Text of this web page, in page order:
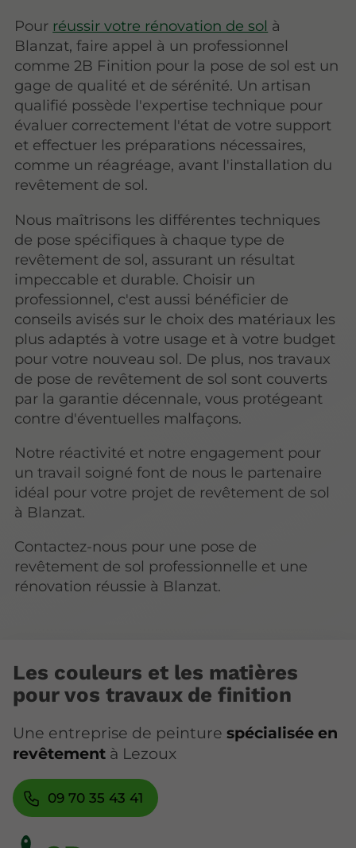
Pour réussir votre rénovation de sol à
Blanzat, faire appel à un professionnel
comme 2B Finition pour la pose de sol est un
gage de qualité et de sérénité. Un artisan
qualifié possède l'expertise technique pour
évaluer correctement l'état de votre support
et effectuer les préparations nécessaires,
comme un réagréage, avant l'installation du
revêtement de sol.
Nous maîtrisons les différentes techniques
de pose spécifiques à chaque type de
revêtement de sol, assurant un résultat
impeccable et durable. Choisir un
professionnel, c'est aussi bénéficier de
conseils avisés sur le choix des matériaux les
plus adaptés à votre usage et à votre budget
pour votre nouveau sol. De plus, nos travaux
de pose de revêtement de sol sont couverts
par la garantie décennale, vous protégeant
contre d'éventuelles malfaçons.
Notre réactivité et notre engagement pour
un travail soigné font de nous le partenaire
idéal pour votre projet de revêtement de sol
à Blanzat.
Contactez-nous pour une pose de
revêtement de sol professionnelle et une
rénovation réussie à Blanzat.
Les couleurs et les matières
pour vos travaux de finition
Une entreprise de peinture spécialisée en
revêtement à Lezoux
09 70 35 43 41